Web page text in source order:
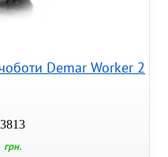
Demar Worker 2
грн.